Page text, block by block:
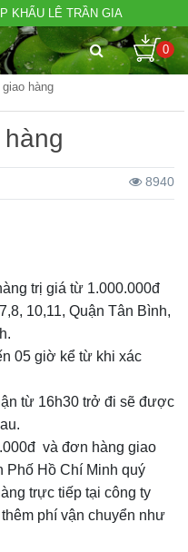
KHẨU LÊ TRẦN GIA
0
hàng
8940
trị giá từ 1.000.000đ
10,11, Quận Tân Bình,
05 giờ kể từ khi xác
từ 16h30 trở đi sẽ được
và đơn hàng giao
Phố Hồ Chí Minh quý
trực tiếp tại công ty
phí vận chuyển như